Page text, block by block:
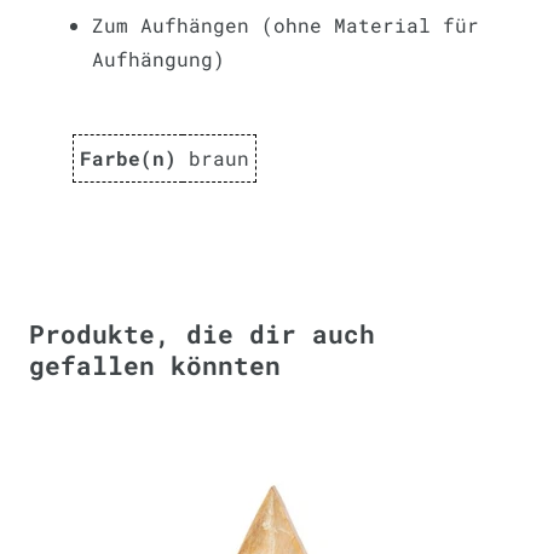
Zum Aufhängen (ohne Material für
Aufhängung)
Farbe(n) braun
Produkte, die dir auch
gefallen könnten